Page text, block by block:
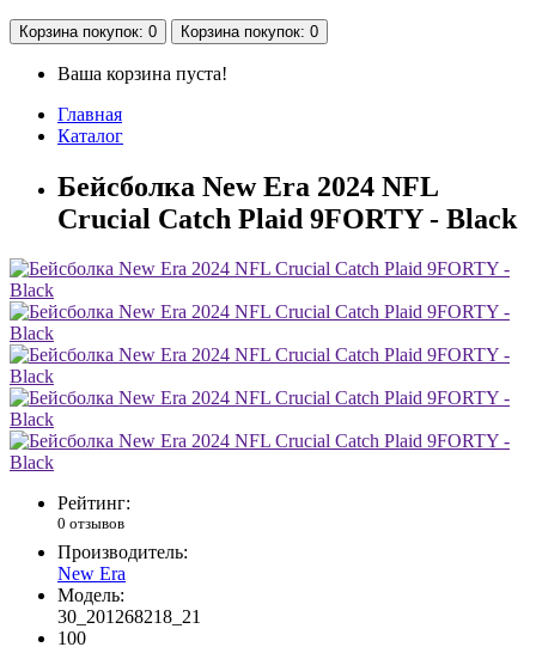
Корзина покупок: 0 Корзина покупок: 0
Ваша корзина пуста!
Главная
Каталог
Бейсболка New Era 2024 NFL
Crucial Catch Plaid 9FORTY - Black
Рейтинг:
0 отзывов
Производитель:
New Era
Модель:
30_201268218_21
100